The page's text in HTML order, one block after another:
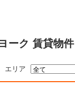
ーク 賃貸物件
エリア